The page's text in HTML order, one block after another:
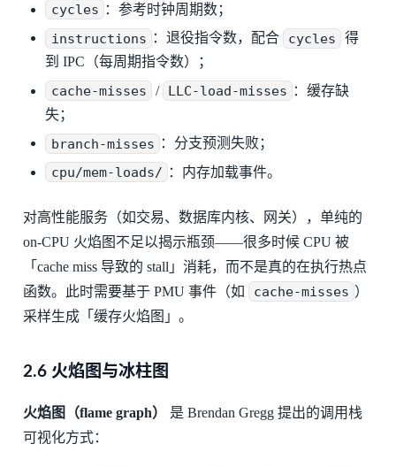
cycles ：参考时钟周期数；
instructions ：退役指令数，配合 cycles
得
到 IPC（每周期指令数）；
cache-misses / LLC-load-misses ：缓存缺
失；
branch-misses ：分支预测失败；
cpu/mem-loads/ ：内存加载事件。
对高性能服务（如交易、数据库内核、网关），单纯的
on-CPU 火焰图不足以揭示瓶颈——很多时候 CPU 被
「cache miss 导致的 stall」消耗，而不是真的在执行热点
函数。此时需要基于 PMU 事件（如
cache-misses ）
采样生成「缓存火焰图」。
2.6 火焰图与冰柱图
火焰图（flame graph）
是 Brendan Gregg 提出的调用栈
可视化方式：